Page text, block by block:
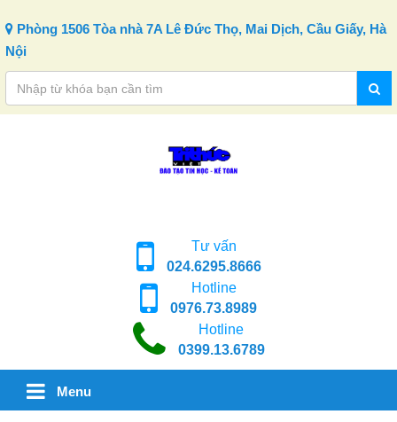
Phòng 1506 Tòa nhà 7A Lê Đức Thọ, Mai Dịch, Cầu Giấy, Hà
Nội
Tư vấn
024.6295.8666
Hotline
0976.73.8989
Hotline
0399.13.6789
Menu